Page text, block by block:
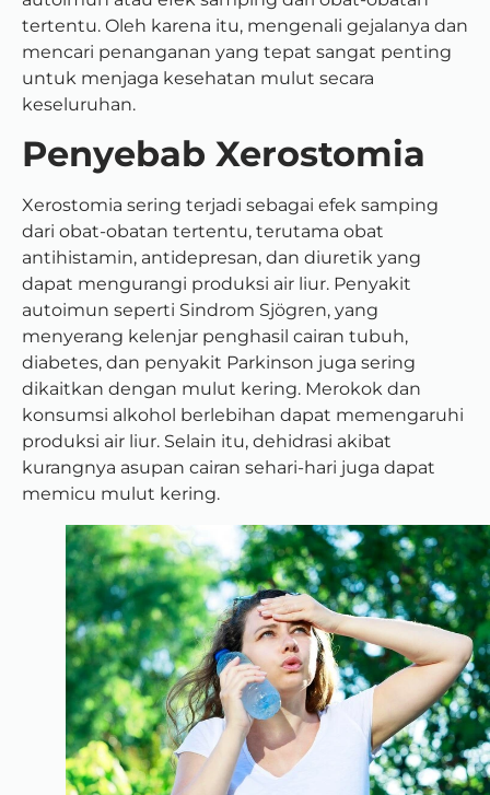
tertentu. Oleh karena itu, mengenali gejalanya dan
mencari penanganan yang tepat sangat penting
untuk menjaga kesehatan mulut secara
keseluruhan.
Penyebab Xerostomia
Xerostomia sering terjadi sebagai efek samping
dari obat-obatan tertentu, terutama obat
antihistamin, antidepresan, dan diuretik yang
dapat mengurangi produksi air liur. Penyakit
autoimun seperti Sindrom Sjögren, yang
menyerang kelenjar penghasil cairan tubuh,
diabetes, dan penyakit Parkinson juga sering
dikaitkan dengan mulut kering. Merokok dan
konsumsi alkohol berlebihan dapat memengaruhi
produksi air liur. Selain itu, dehidrasi akibat
kurangnya asupan cairan sehari-hari juga dapat
memicu mulut kering.